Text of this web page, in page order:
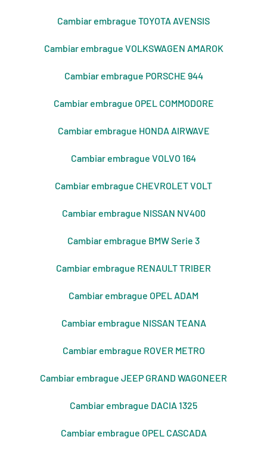
Cambiar embrague TOYOTA AVENSIS
Cambiar embrague VOLKSWAGEN AMAROK
Cambiar embrague PORSCHE 944
Cambiar embrague OPEL COMMODORE
Cambiar embrague HONDA AIRWAVE
Cambiar embrague VOLVO 164
Cambiar embrague CHEVROLET VOLT
Cambiar embrague NISSAN NV400
Cambiar embrague BMW Serie 3
Cambiar embrague RENAULT TRIBER
Cambiar embrague OPEL ADAM
Cambiar embrague NISSAN TEANA
Cambiar embrague ROVER METRO
Cambiar embrague JEEP GRAND WAGONEER
Cambiar embrague DACIA 1325
Cambiar embrague OPEL CASCADA